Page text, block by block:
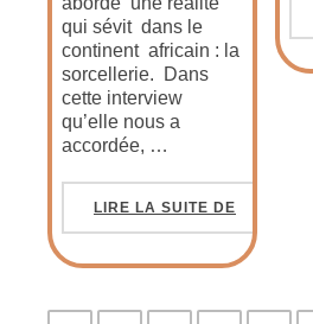
qui sévit dans le
continent africain : la
sorcellerie. Dans
cette interview
qu’elle nous a
accordée, …
LIRE LA SUITE DE